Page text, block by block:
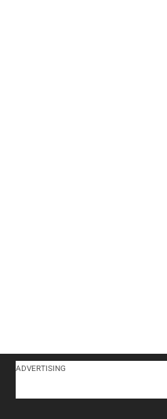
ADVERTISING